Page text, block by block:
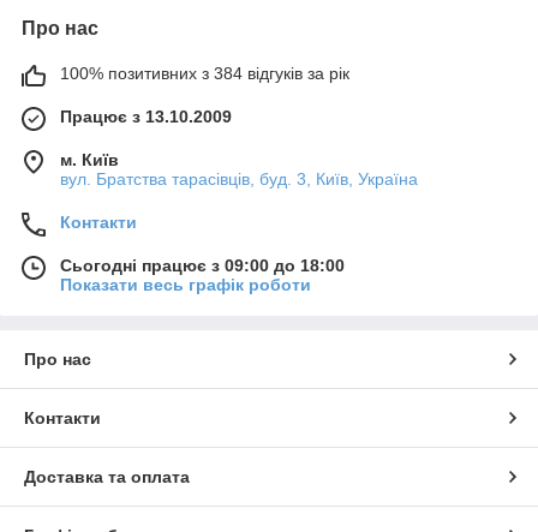
Про нас
100% позитивних з 384 відгуків за рік
Працює з 13.10.2009
м. Київ
вул. Братства тарасівців, буд. 3, Київ, Україна
Контакти
Сьогодні працює з 09:00 до 18:00
Показати весь графік роботи
Про нас
Контакти
Доставка та оплата